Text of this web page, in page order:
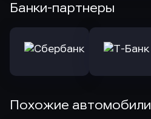
Банки-партнеры
Похожие автомобили